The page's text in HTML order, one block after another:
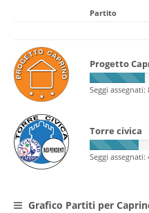
Partito
Progetto
Seggi assegnati:
Torre civica
Seggi assegnati:
Grafico Partiti per